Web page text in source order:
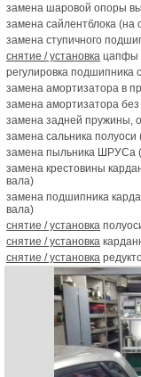
замена шаровой опоры
замена сайлентблока (на
замена ступичного
снятие / установка цапфы
регулировка подшипника
замена амортизатора в
замена амортизатора
замена задней пружины,
замена сальника полуоси
замена пыльника ШРУСа
замена крестовины
вала)
замена подшипника
вала)
снятие / установка
снятие / установка
снятие / установка